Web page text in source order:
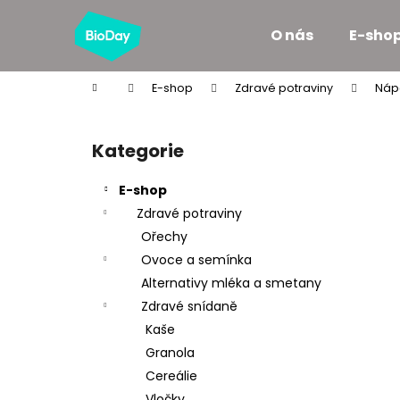
O nás E-
Domů E-shop Zdravé potraviny
Přeskočit
kategorie
Kategorie
E-shop
Zdravé potraviny
Ořechy
Ovoce a semínka
Alternativy mléka a smetany
Zdravé snídaně
Kaše
Granola
Cereálie
í
Zpět
do
Zpět
do